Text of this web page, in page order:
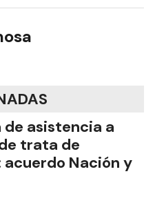
de asistencia a
trata de
acuerdo Nación y